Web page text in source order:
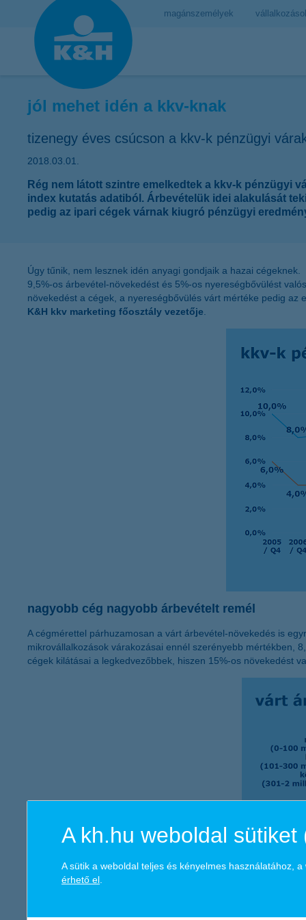
magánszemélyek
jól mehet idén a kkv-knak
tizenegy éves csúcson a kkv-k pénzügyi
2018.03.01.
Rég nem látott szintre emelkedtek a kkv-k pénzügyi
index kutatás adatiból. Árbevételük idei alakulását
pedig az ipari cégek várnak kiugró pénzügyi
Úgy tűnik, nem lesznek idén anyagi gondjaik a hazai
9,5%-os árbevétel-növekedést és 5%-os nyereségbővülést
növekedést a cégek, a nyereségbővülés várt mértéke pedig az
K&H kkv marketing főosztály vezetője
nagyobb cég nagyobb árbevételt remél
A cégmérettel párhuzamosan a várt árbevétel-növekedés is
mikrovállalkozások várakozásai ennél szerényebb mértékben,
cégek kilátásai a legkedvezőbbek, hiszen 15%-os növekedést
A kh.hu weboldal sütiket
A sütik a weboldal teljes és kényelmes használatához,
érhető el